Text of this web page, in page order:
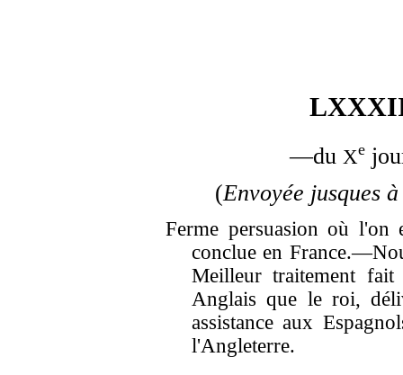
—du Xe
(Envoyée jusques
Ferme persuasion où l'on
conclue en
Meilleur traitement
Anglais que le roi,
assistance aux
l'Angleterre.